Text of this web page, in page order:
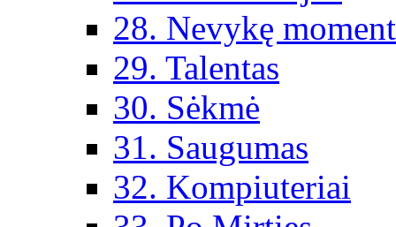
28. Nevykę
29. Talentas
30. Sėkmė
31. Saugumas
32. Kompiuteriai